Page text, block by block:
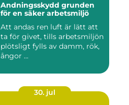
Andningsskydd grunden
för en säker arbetsmiljö
Att andas ren luft är lätt att
ta för givet, tills arbetsmiljön
plötsligt fylls av damm, rök,
ångor ...
30. jul